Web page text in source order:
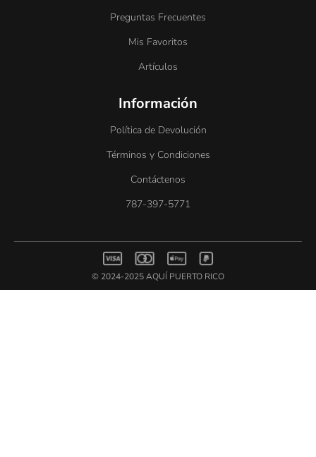
Preguntas Frecuentes
Mis Favoritos
Artículos
Información
Política de Devolución
Términos y Condiciones
Contáctenos
787-397-5771
© 2024-2025 AQUÍ PUERTO RICO